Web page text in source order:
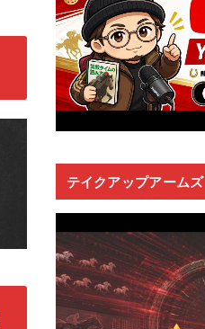
テイクアップアームズ